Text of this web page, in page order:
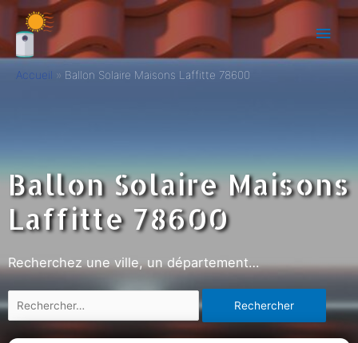
Accueil Ballon Solaire Maisons Laffitte 78600
Ballon Solaire Maisons
Laffitte 78600
Recherchez une ville, un département…